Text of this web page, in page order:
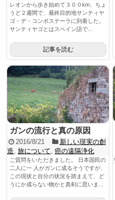
レオンから歩き始めて３００km、ちょ
うど２週間で、最終目的地サンティヤ
ゴ・デ・コンポステーラに到着した。
サンティヤゴとはスペイン語で...
記事を読む
ガンの流行と真の原因
2016/8/21
新しい現実の創
造 旅について 癌の遠隔浄化
ご質問をいただきました。 日本国民の
二人に一 人がガンに成るそうですが、
この現状と自分の状況を踏まえて、ど
うにか成らない物かと真剣に思いま...